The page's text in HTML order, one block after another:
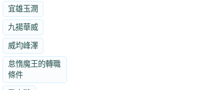
宜雄玉潤
九揚華威
威均峰澤
怠惰魔王的轉職
條件